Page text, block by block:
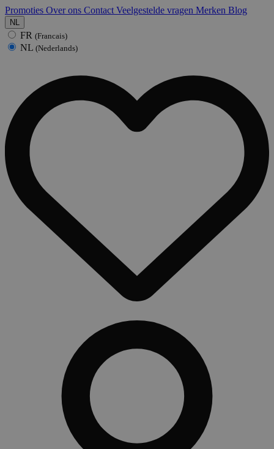
Promoties Over ons Contact Veelgestelde vragen Merken Blog
NL
FR (Francais)
NL (Nederlands)